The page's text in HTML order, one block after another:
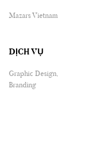
Mazars Vietnam
DỊCH VỤ
Graphic Design,
Branding